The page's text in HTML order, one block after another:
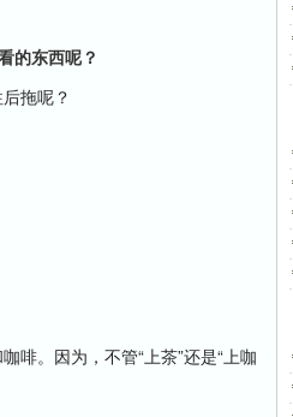
的东西呢？
拖呢？
。因为，不管“上茶”还是“上咖